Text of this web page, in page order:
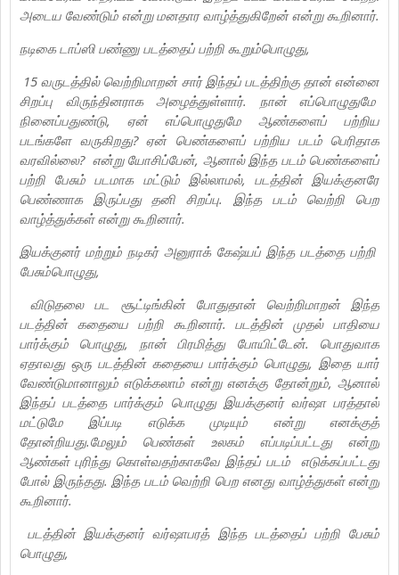
அடைய வேண்டும் என்று மனதார வாழ்த்துகிறேன் என்று கூறினார்.
நடிகை டாப்ஸி பண்ணு படத்தைப் பற்றி கூறும்பொழுது,
15 வருடத்தில் வெற்றிமாறன் சார் இந்தப் படத்திற்கு தான் என்னை
சிறப்பு விருந்தினராக அழைத்துள்ளார். நான் எப்பொழுதுமே
நினைப்பதுண்டு, ஏன் எப்பொழுதுமே ஆண்களைப் பற்றிய
படங்களே வருகிறது? ஏன் பெண்களைப் பற்றிய படம் பெரிதாக
வரவில்லை? என்று யோசிப்பேன், ஆனால் இந்த படம் பெண்களைப்
பற்றி பேசும் படமாக மட்டும் இல்லாமல், படத்தின் இயக்குனரே
பெண்ணாக இருப்பது தனி சிறப்பு. இந்த படம் வெற்றி பெற
வாழ்த்துக்கள் என்று கூறினார்.
இயக்குனர் மற்றும் நடிகர் அனுராக் கேஷ்யப் இந்த படத்தை பற்றி
பேசும்பொழுது,
விடுதலை பட சூட்டிங்கின் போதுதான் வெற்றிமாறன் இந்த
படத்தின் கதையை பற்றி கூறினார். படத்தின் முதல் பாதியை
பார்க்கும் பொழுது, நான் பிரமித்து போயிட்டேன். பொதுவாக
ஏதாவது ஒரு படத்தின் கதையை பார்க்கும் பொழுது, இதை யார்
வேண்டுமானாலும் எடுக்கலாம் என்று எனக்கு தோன்றும், ஆனால்
இந்தப் படத்தை பார்க்கும் பொழுது இயக்குனர் வர்ஷா பரத்தால்
மட்டுமே இப்படி எடுக்க முடியும் என்று எனக்குத்
தோன்றியது.மேலும் பெண்கள் உலகம் எப்படிப்பட்டது என்று
ஆண்கள் புரிந்து கொள்வதற்காகவே இந்தப் படம் எடுக்கப்பட்டது
போல் இருந்தது. இந்த படம் வெற்றி பெற எனது வாழ்த்துகள் என்று
கூறினார்.
படத்தின் இயக்குனர் வர்ஷாபரத் இந்த படத்தைப் பற்றி பேசும்
பொழுது,